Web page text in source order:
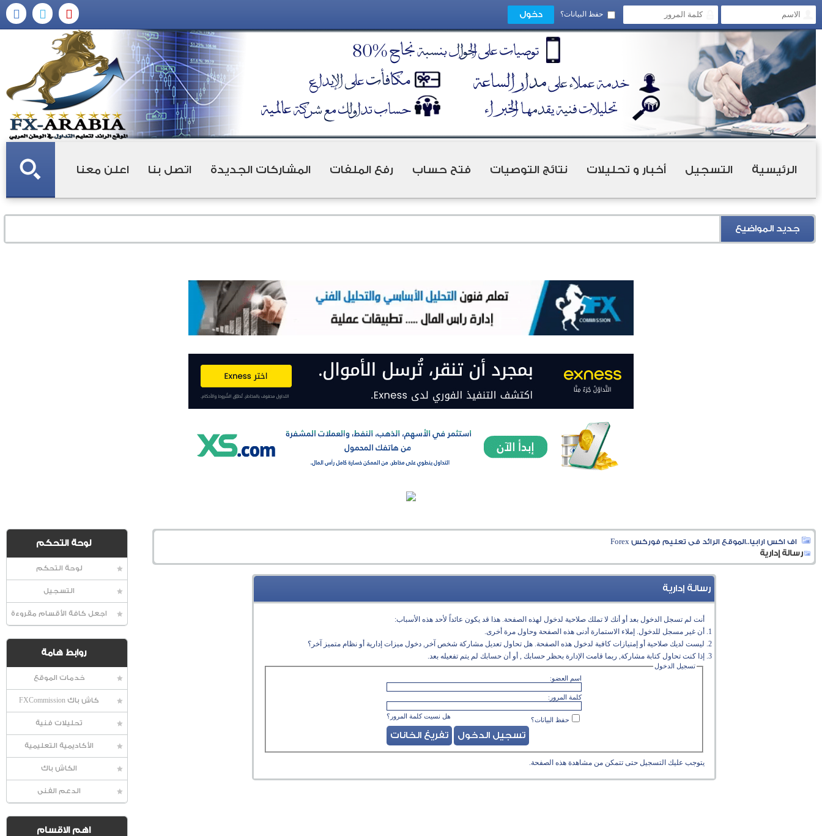
حفظ البيانات؟
الرئيسية التسجيل أخبار و تحليلات نتائج التوصيات فتح حساب رفع الملفات المشاركات الجديدة اتصل بنا اعلن معنا
جديد المواضيع
لوحة التحكم
لوحة التحكم
التسجيل
اجعل كافة الأقسام مقروءة
روابط هامة
خدمات الموقع
كاش باك FXCommission
تحليلات فنية
الأكاديمية التعليمية
الكاش باك
الدعم الفنى
اهم الاقسام
اف اكس ارابيا..الموقع الرائد فى تعليم فوركس Forex
رسالة إدارية
رسالة إدارية
أنت لم تسجل الدخول بعد أو أنك لا تملك صلاحية لدخول لهذه الصفحة. هذا قد يكون عائداً لأحد هذه الأسباب:
أن غير مسجل للدخول. إملاء الاستمارة أدنى هذه الصفحة وحاول مرة أخرى.
ليست لديك صلاحية أو إمتيازات كافية لدخول هذه الصفحة. هل تحاول تعديل مشاركة شخص آخر, دخول ميزات إدارية أو نظام متميز آخر؟
إذا كنت تحاول كتابة مشاركة, ربما قامت الإدارة بحظر حسابك , أو أن حسابك لم يتم تفعيله بعد.
تسجيل الدخول
اسم العضو:
كلمة المرور:
هل نسيت كلمة المرور؟ حفظ البيانات؟
يتوجب عليكالتسجيل حتى تتمكن من مشاهدة هذه الصفحة.